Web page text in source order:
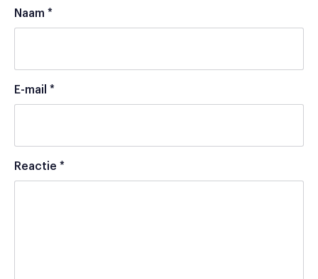
Naam *
E-mail *
Reactie *